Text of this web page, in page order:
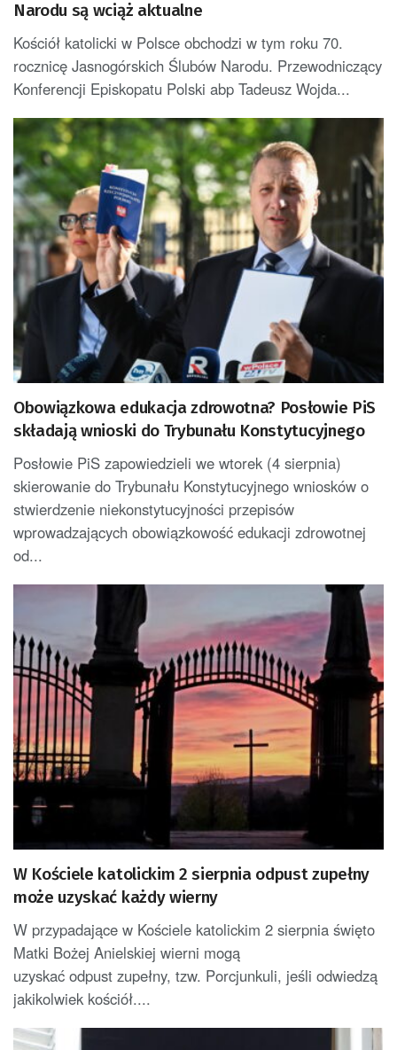
Narodu są wciąż aktualne
Kościół katolicki w Polsce obchodzi w tym roku 70.
rocznicę Jasnogórskich Ślubów Narodu. Przewodniczący
Konferencji Episkopatu Polski abp Tadeusz Wojda...
Obowiązkowa edukacja zdrowotna? Posłowie PiS
składają wnioski do Trybunału Konstytucyjnego
Posłowie PiS zapowiedzieli we wtorek (4 sierpnia)
skierowanie do Trybunału Konstytucyjnego wniosków o
stwierdzenie niekonstytucyjności przepisów
wprowadzających obowiązkowość edukacji zdrowotnej
od...
W Kościele katolickim 2 sierpnia odpust zupełny
może uzyskać każdy wierny
W przypadające w Kościele katolickim 2 sierpnia święto
Matki Bożej Anielskiej wierni mogą
uzyskać odpust zupełny, tzw. Porcjunkuli, jeśli odwiedzą
jakikolwiek kościół....